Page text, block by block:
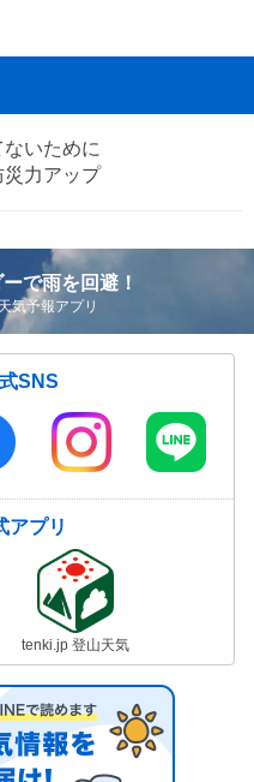
いために
力アップ
で雨を回避！
気予報アプリ
SNS
アプリ
tenki.jp 登山天気